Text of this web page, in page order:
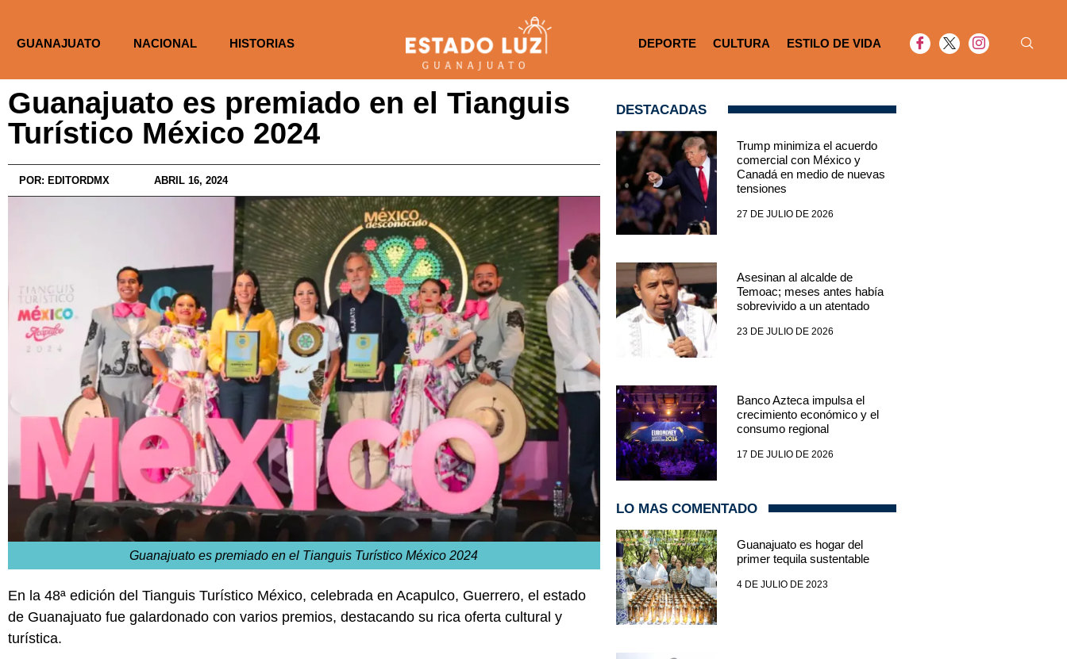
GUANAJUATO NACIONAL HISTORIAS DEPORTE CULTURA ESTILO DE VIDA
Guanajuato es premiado en el Tianguis
Turístico México 2024
POR: EDITORDMX ABRIL 16, 2024
Guanajuato es premiado en el Tianguis Turístico México 2024
En la 48ª edición del Tianguis Turístico México, celebrada en Acapulco, Guerrero, el estado
de Guanajuato fue galardonado con varios premios, destacando su rica oferta cultural y
turística.
DESTACADAS
Trump minimiza el acuerdo
comercial con México y
Canadá en medio de nuevas
tensiones
27 DE JULIO DE 2026
Asesinan al alcalde de
Temoac; meses antes había
sobrevivido a un atentado
23 DE JULIO DE 2026
Banco Azteca impulsa el
crecimiento económico y el
consumo regional
17 DE JULIO DE 2026
LO MAS COMENTADO
Guanajuato es hogar del
primer tequila sustentable
4 DE JULIO DE 2023